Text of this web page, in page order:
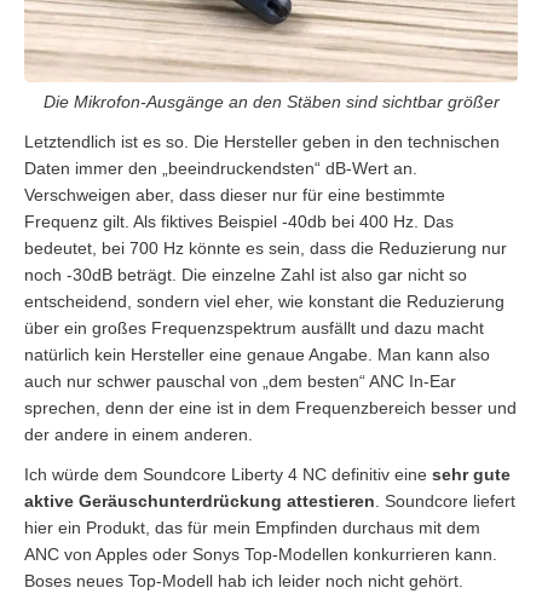
Die Mikrofon-Ausgänge an den Stäben sind sichtbar größer
Letztendlich ist es so. Die Hersteller geben in den technischen
Daten immer den „beeindruckendsten“ dB-Wert an.
Verschweigen aber, dass dieser nur für eine bestimmte
Frequenz gilt. Als fiktives Beispiel -40db bei 400 Hz. Das
bedeutet, bei 700 Hz könnte es sein, dass die Reduzierung nur
noch -30dB beträgt. Die einzelne Zahl ist also gar nicht so
entscheidend, sondern viel eher, wie konstant die Reduzierung
über ein großes Frequenzspektrum ausfällt und dazu macht
natürlich kein Hersteller eine genaue Angabe. Man kann also
auch nur schwer pauschal von „dem besten“ ANC In-Ear
sprechen, denn der eine ist in dem Frequenzbereich besser und
der andere in einem anderen.
Ich würde dem Soundcore Liberty 4 NC definitiv eine sehr gute
aktive Geräuschunterdrückung attestieren . Soundcore liefert
hier ein Produkt, das für mein Empfinden durchaus mit dem
ANC von Apples oder Sonys Top-Modellen konkurrieren kann.
Boses neues Top-Modell hab ich leider noch nicht gehört.